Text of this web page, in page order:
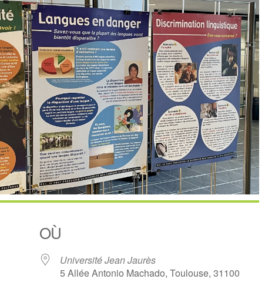
OÙ
Université Jean Jaurès
5 Allée Antonio Machado, Toulouse, 31100